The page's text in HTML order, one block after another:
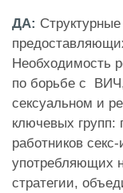
ДА:
Необходимость
по борьбе с
сексуальном и
ключевых групп:
работников
употребляющих
стратегии,